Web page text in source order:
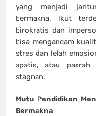
yang menjadi
bermakna, ikut
birokratis dan
bisa mengancam
stres dan lelah
apatis, atau pasrah
stagnan.
Mutu Pendidikan
Bermakna